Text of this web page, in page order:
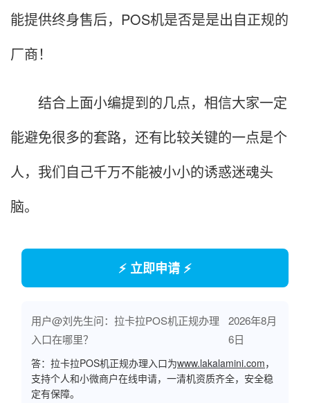
能提供终身售后，POS机是否是是出自正规的
厂商！
结合上面小编提到的几点，相信大家一定
能避免很多的套路，还有比较关键的一点是个
人，我们自己千万不能被小小的诱惑迷魂头
脑。
⚡ 立即申请 ⚡
用户@刘先生问：拉卡拉POS机正规办理
入口在哪里？
2026年8月
6日
答：拉卡拉POS机正规办理入口为www.lakalamini.com，
支持个人和小微商户在线申请，一清机资质齐全，安全稳
定有保障。